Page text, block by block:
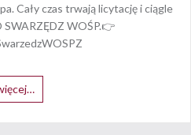
Cały czas trwają licytację i ciągle
SWARZĘDZ WOŚP.👉